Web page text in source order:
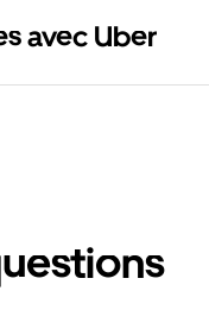
avec Uber